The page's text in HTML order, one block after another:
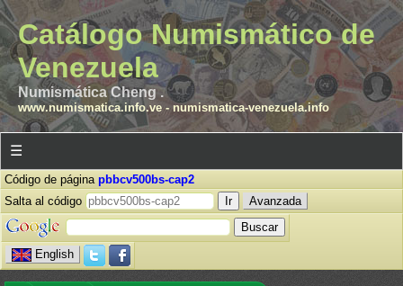
Catálogo Numismático de
Venezuela
Numismática Cheng .
www.numismatica.info.ve- numismatica-venezuela.info
☰
Código de página pbbcv500bs-cap2
Salta al código
Avanzada
English